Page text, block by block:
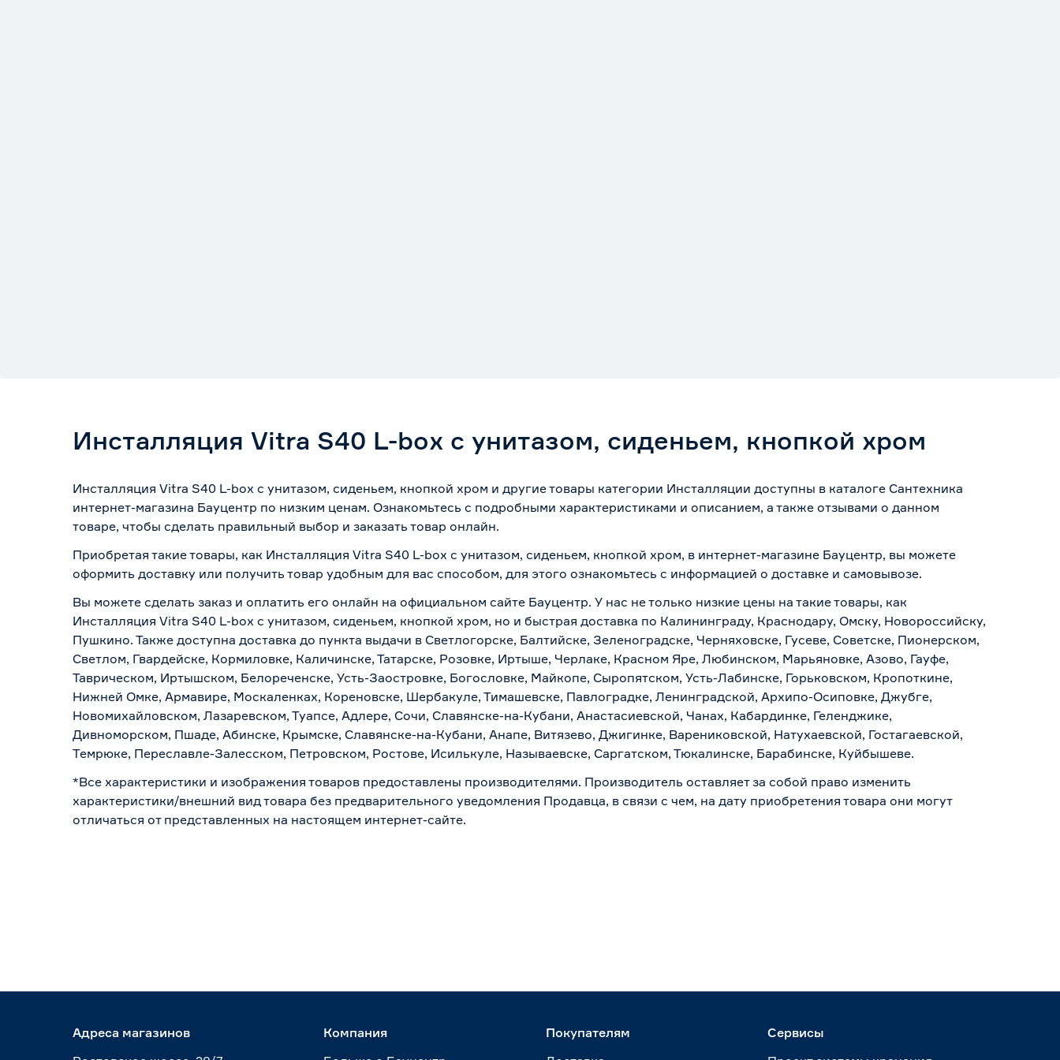
Инсталляция Vitra S40 L-box с унитазом, сиденьем, кнопкой хром
Инсталляция Vitra S40 L-box с унитазом, сиденьем, кнопкой хром и другие товары категории Инсталляции доступны в каталоге Сантехника
интернет-магазина Бауцентр по низким ценам. Ознакомьтесь с подробными характеристиками и описанием, а также отзывами о данном
товаре, чтобы сделать правильный выбор и заказать товар онлайн.
Приобретая такие товары, как Инсталляция Vitra S40 L-box с унитазом, сиденьем, кнопкой хром, в интернет-магазине Бауцентр, вы можете
оформить доставку или получить товар удобным для вас способом, для этого ознакомьтесь с информацией о доставке и самовывозе.
Вы можете сделать заказ и оплатить его онлайн на официальном сайте Бауцентр. У нас не только низкие цены на такие товары, как
Инсталляция Vitra S40 L-box с унитазом, сиденьем, кнопкой хром, но и быстрая доставка по Калининграду, Краснодару, Омску, Новороссийску,
Пушкино. Также доступна доставка до пункта выдачи в Светлогорске, Балтийске, Зеленоградске, Черняховске, Гусеве, Советске, Пионерском,
Светлом, Гвардейске, Кормиловке, Каличинске, Татарске, Розовке, Иртыше, Черлаке, Красном Яре, Любинском, Марьяновке, Азово, Гауфе,
Таврическом, Иртышском, Белореченске, Усть-Заостровке, Богословке, Майкопе, Сыропятском, Усть-Лабинске, Горьковском, Кропоткине,
Нижней Омке, Армавире, Москаленках, Кореновске, Шербакуле, Тимашевске, Павлоградке, Ленинградской, Архипо-Осиповке, Джубге,
Новомихайловском, Лазаревском, Туапсе, Адлере, Сочи, Славянске-на-Кубани, Анастасиевской, Чанах, Кабардинке, Геленджике,
Дивноморском, Пшаде, Абинске, Крымске, Славянске-на-Кубани, Анапе, Витязево, Джигинке, Варениковской, Натухаевской, Гостагаевской,
Темрюке, Переславле-Залесском, Петровском, Ростове, Исилькуле, Называевске, Саргатском, Тюкалинске, Барабинске, Куйбышеве.
*Все характеристики и изображения товаров предоставлены производителями. Производитель оставляет за собой право изменить
характеристики/внешний вид товара без предварительного уведомления Продавца, в связи с чем, на дату приобретения товара они могут
отличаться от представленных на настоящем интернет-сайте.
Адреса магазинов
Компания
Покупателям
Сервисы